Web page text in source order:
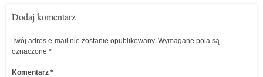
Dodaj komentarz
Twój adres e-mail nie zostanie opublikowany. Wymagane pola są
oznaczone *
Komentarz *